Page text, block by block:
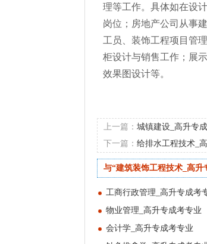
理等工作。具体如在设
岗位；房地产公司从事
工员、装饰工程项目管
柜设计与销售工作；展
效果图设计等。
上一篇： 城镇建设_高升专
下一篇： 给排水工程技术_
与“建筑装饰工程技术_高升
工商行政管理_高升专成考
物业管理_高升专成考专业
会计学_高升专成考专业